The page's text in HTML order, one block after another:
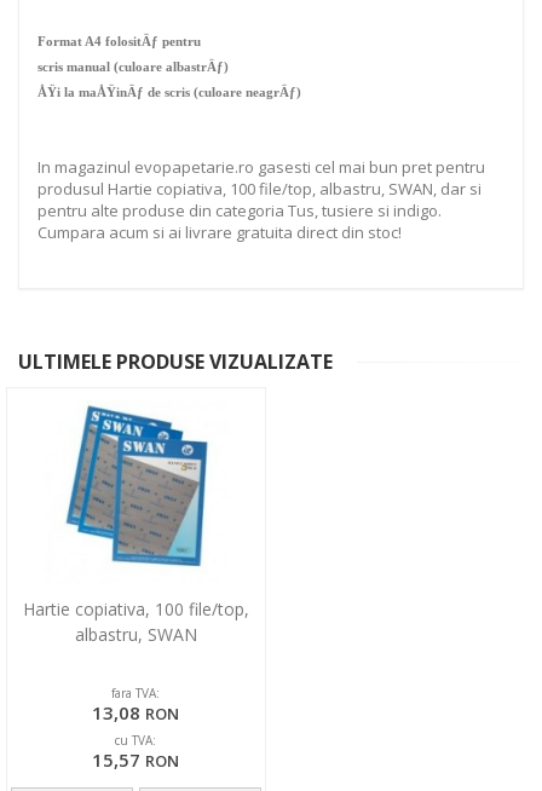
Format A4 folositÄƒ pentru
scris manual (culoare albastrÄƒ)
ÅŸi la maÅŸinÄƒ de scris (culoare neagrÄƒ)
In magazinul evopapetarie.ro gasesti cel mai bun pret pentru
produsul Hartie copiativa, 100 file/top, albastru, SWAN, dar si
pentru alte produse din categoria Tus, tusiere si indigo.
Cumpara acum si ai livrare gratuita direct din stoc!
ULTIMELE PRODUSE VIZUALIZATE
Hartie copiativa, 100 file/top,
albastru, SWAN
fara TVA:
13,08 RON
cu TVA:
15,57 RON